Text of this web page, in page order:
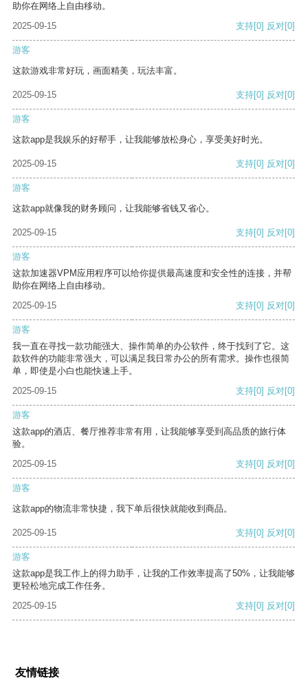
助你在网络上自由移动。
2025-09-15
支持[0] 反对[0]
游客
这款游戏非常好玩，画面精美，玩法丰富。
2025-09-15 支持[0] 反对[0]
游客
这款app是我娱乐的好帮手，让我能够放松身心，享受美好时光。
2025-09-15 支持[0] 反对[0]
游客
这款app就像我的财务顾问，让我能够省钱又省心。
2025-09-15 支持[0] 反对[0]
游客
这款加速器VPM应用程序可以给你提供最高速度和安全性的连接，并帮
助你在网络上自由移动。
2025-09-15
支持[0] 反对[0]
游客
我一直在寻找一款功能强大、操作简单的办公软件，终于找到了它。这
款软件的功能非常强大，可以满足我日常办公的所有需求。操作也很简
单，即使是小白也能快速上手。
2025-09-15
支持[0] 反对[0]
游客
这款app的酒店、餐厅推荐非常有用，让我能够享受到高品质的旅行体
验。
2025-09-15
支持[0] 反对[0]
游客
这款app的物流非常快捷，我下单后很快就能收到商品。
2025-09-15 支持[0] 反对[0]
游客
这款app是我工作上的得力助手，让我的工作效率提高了50%，让我能够
更轻松地完成工作任务。
2025-09-15
支持[0] 反对[0]
友情链接